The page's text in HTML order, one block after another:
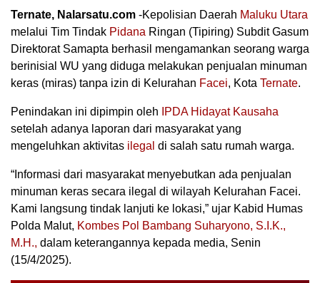
Ternate, Nalarsatu.com -Kepolisian Daerah Maluku Utara
melalui Tim Tindak Pidana Ringan (Tipiring) Subdit Gasum
Direktorat Samapta berhasil mengamankan seorang warga
berinisial WU yang diduga melakukan penjualan minuman
keras (miras) tanpa izin di Kelurahan Facei, Kota Ternate.
Penindakan ini dipimpin oleh
IPDA Hidayat Kausaha
setelah adanya laporan dari masyarakat yang
mengeluhkan aktivitas ilegal di salah satu rumah warga.
“Informasi dari masyarakat menyebutkan ada penjualan
minuman keras secara ilegal di wilayah Kelurahan Facei.
Kami langsung tindak lanjuti ke lokasi,” ujar Kabid Humas
Polda Malut, Kombes Pol Bambang Suharyono, S.I.K.,
M.H., dalam keterangannya kepada media, Senin
(15/4/2025).